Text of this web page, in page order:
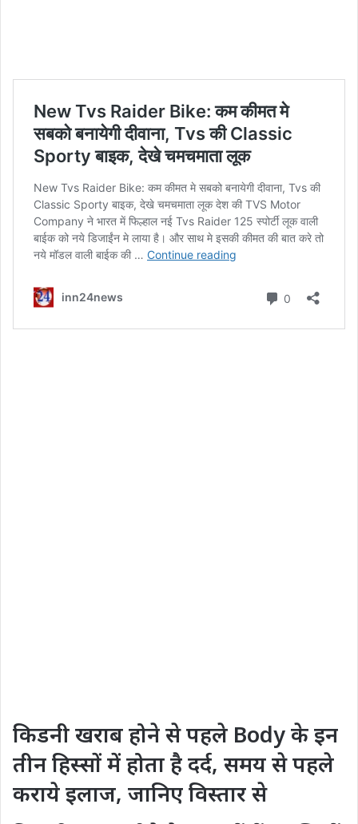
किडनी खराब होने से पहले Body के इन
तीन हिस्सों में होता है दर्द, समय से पहले
कराये इलाज, जानिए विस्तार से